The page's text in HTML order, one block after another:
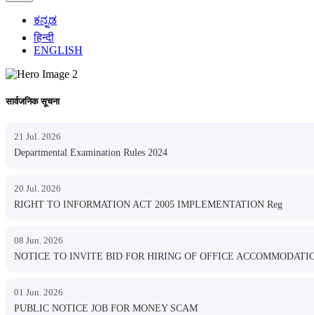
ಕನ್ನಡ
हिन्दी
ENGLISH
सार्वजनिक सूचना
21 Jul. 2026
Departmental Examination Rules 2024
20 Jul. 2026
RIGHT TO INFORMATION ACT 2005 IMPLEMENTATION Reg
08 Jun. 2026
NOTICE TO INVITE BID FOR HIRING OF OFFICE
01 Jun. 2026
PUBLIC NOTICE JOB FOR MONEY SCAM